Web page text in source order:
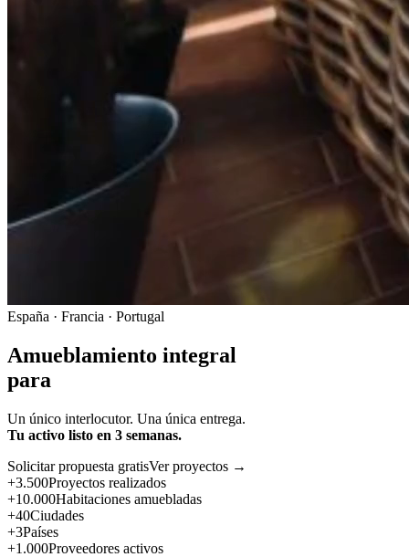
España · Francia · Portugal
Amueblamiento integral
para
Un único interlocutor. Una única entrega.
Tu activo listo en 3 semanas.
Solicitar propuesta gratisVer proyectos →
+3.500Proyectos realizados
+10.000Habitaciones amuebladas
+40Ciudades
+3Países
+1.000Proveedores activos